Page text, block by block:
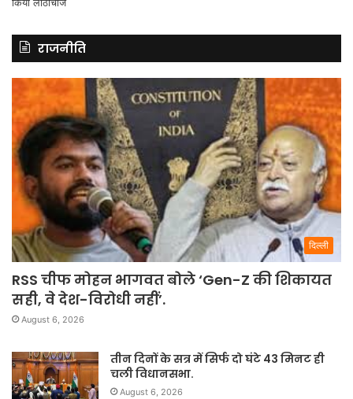
राजनीति
दिल्ली
RSS चीफ मोहन भागवत बोले ‘Gen-Z की शिकायत
सही, वे देश-विरोधी नहीं’.
August 6, 2026
तीन दिनों के सत्र में सिर्फ दो घंटे 43 मिनट ही
चली विधानसभा.
August 6, 2026